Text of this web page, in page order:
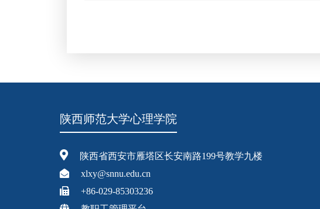
陕西师范大学心理学院
陕西省西安市雁塔区长安南路199号教学九楼
xlxy@snnu.edu.cn
+86-029-85303236